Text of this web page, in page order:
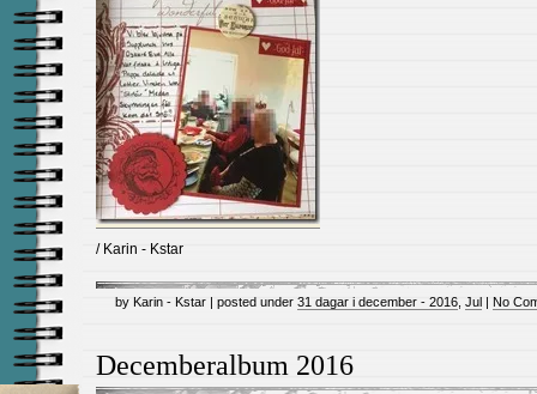
/ Karin - Kstar
by Karin - Kstar | posted under 31 dagar i december - 2016 Jul | No
Decemberalbum 2016